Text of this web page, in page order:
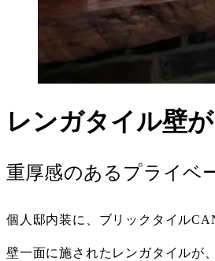
レンガタイル壁
重厚感のあるプライベ
個人邸内装に、ブリックタイル
壁一面に施されたレンガタイルが